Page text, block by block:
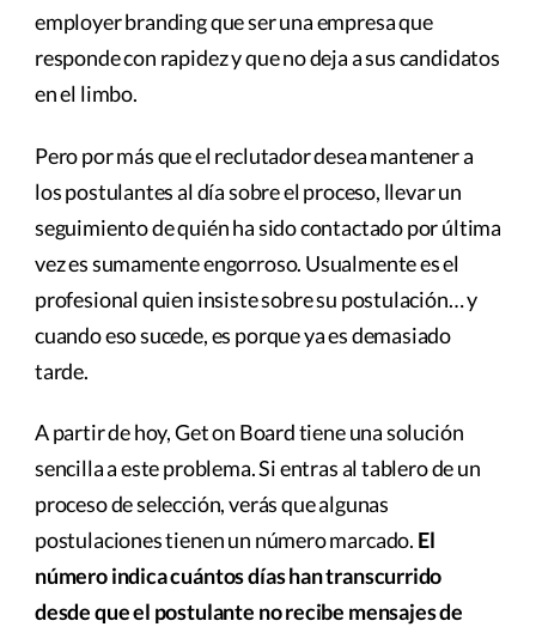
employer branding que ser una empresa que
responde con rapidez y que no deja a sus candidatos
en el limbo.
Pero por más que el reclutador desea mantener a
los postulantes al día sobre el proceso, llevar un
seguimiento de quién ha sido contactado por última
vez es sumamente engorroso. Usualmente es el
profesional quien insiste sobre su postulación… y
cuando eso sucede, es porque ya es demasiado
tarde.
A partir de hoy, Get on Board tiene una solución
sencilla a este problema. Si entras al tablero de un
proceso de selección, verás que algunas
postulaciones tienen un número marcado. El
número indica cuántos días han transcurrido
desde que el postulante no recibe mensajes de